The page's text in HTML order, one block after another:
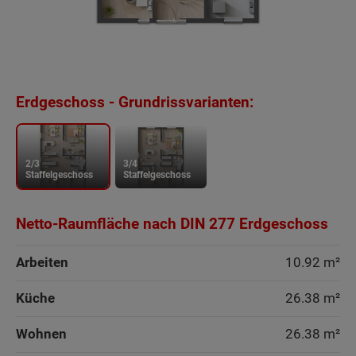
Beschreibung
Stadthäuser sind nach wie vor besonders
Erdgeschoss - Grundrissvarianten:
2/3
Staffelgeschoss
3/4
Staffelgeschoss
Netto-Raumfläche nach DIN 277 Erdgeschoss
Arbeiten 10.92 m²
Küche 26.38 m²
Wohnen 26.38 m²